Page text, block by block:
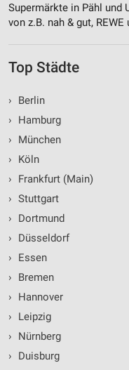
Supermärkte in Pähl und
von z.B. nah & gut,
Top Städte
›
Berlin
›
Hamburg
›
München
›
Köln
›
Frankfurt (Main)
› Stuttgart
›
Dortmund
›
Düsseldorf
›
Essen
›
Bremen
›
Hannover
›
Leipzig
›
Nürnberg
›
Duisburg